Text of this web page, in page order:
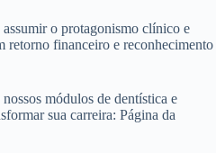
o protagonismo clínico e
retorno financeiro e reconhecimento
módulos de dentística e
sua carreira: Página da